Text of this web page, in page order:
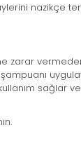
nazikçe
zarar
sağlar